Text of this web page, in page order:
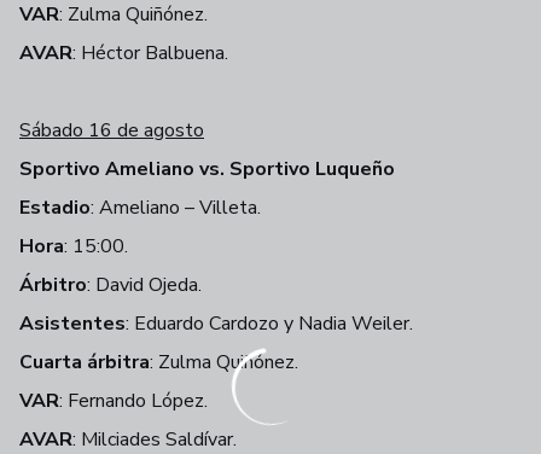
VAR: Zulma Quiñónez.
AVAR: Héctor Balbuena.
Sábado 16 de agosto
Sportivo Ameliano vs. Sportivo Luqueño
Estadio: Ameliano – Villeta.
Hora: 15:00.
Árbitro: David Ojeda.
Asistentes: Eduardo Cardozo y Nadia Weiler.
Cuarta árbitra: Zulma Quiñónez.
VAR: Fernando López.
AVAR: Milciades Saldívar.